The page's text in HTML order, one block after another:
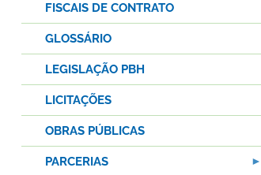
FISCAIS DE CONTRATO
GLOSSÁRIO
LEGISLAÇÃO PBH
LICITAÇÕES
OBRAS PÚBLICAS
PARCERIAS